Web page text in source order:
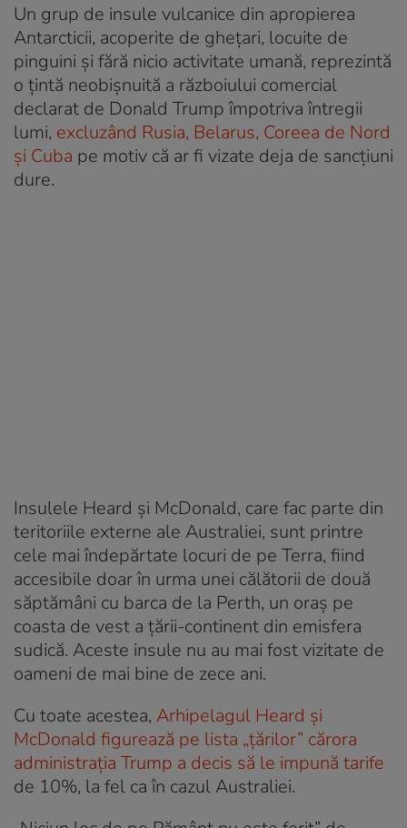
Un grup de insule vulcanice din apropierea
Antarcticii, acoperite de ghețari, locuite de
pinguini și fără nicio activitate umană, reprezintă
o țintă neobișnuită a războiului comercial
declarat de Donald Trump împotriva întregii
lumi, excluzând Rusia, Belarus, Coreea de Nord
și Cuba pe motiv că ar fi vizate deja de sancțiuni
dure.
Insulele Heard și McDonald, care fac parte din
teritoriile externe ale Australiei, sunt printre
cele mai îndepărtate locuri de pe Terra, fiind
accesibile doar în urma unei călătorii de două
săptămâni cu barca de la Perth, un oraș pe
coasta de vest a țării-continent din emisfera
sudică. Aceste insule nu au mai fost vizitate de
oameni de mai bine de zece ani.
Cu toate acestea, Arhipelagul Heard și
McDonald figurează pe lista „țărilor” cărora
administrația Trump a decis să le impună tarife
de 10%, la fel ca în cazul Australiei.